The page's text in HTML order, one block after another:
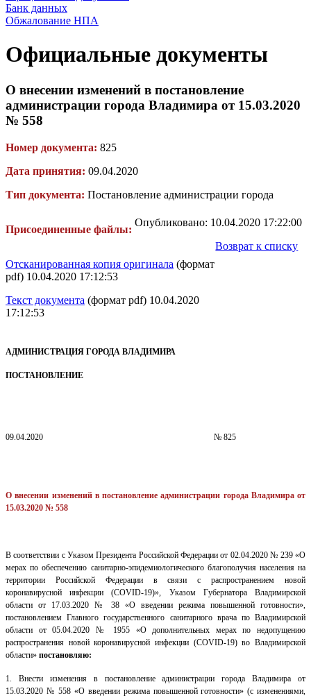
Банк данных
Обжалование НПА
Официальные документы
О внесении изменений в постановление
администрации города Владимира от 15.03.2020
№ 558
Номер документа: 825
Дата принятия: 09.04.2020
Тип документа: Постановление администрации города
Присоединенные файлы:
Отсканированная копия оригинала (формат
pdf) 10.04.2020 17:12:53
Текст документа (формат pdf) 10.04.2020
17:12:53
АДМИНИСТРАЦИЯ ГОРОДА ВЛАДИМИРА
ПОСТАНОВЛЕНИЕ
09.04.2020 № 825
О внесении изменений в постановление администрации города Владимира от
15.03.2020 № 558
В соответствии с Указом Президента Российской Федерацииот 02.04.2020 № 239 «О
мерах по обеспечению санитарно-эпидемиологического благополучия населения на
территории Российской Федерации в связи с распространением новой
коронавирусной инфекции (COVID-19)», Указом Губернатора Владимирской
области от 17.03.2020 № 38 «О введении режима повышенной готовности»,
постановлением Главного государственного санитарного врача по Владимирской
области от 05.04.2020 № 1955 «О дополнительных мерах по недопущению
распространения новой коронавирусной инфекции (COVID-19) во Владимирской
области» постановляю:
1. Внести изменения в постановление администрации города Владимира от
15.03.2020 № 558 «О введении режима повышенной готовности»(с изменениями,
Опубликовано: 10.04.2020 17:22:00
Возврат к списку